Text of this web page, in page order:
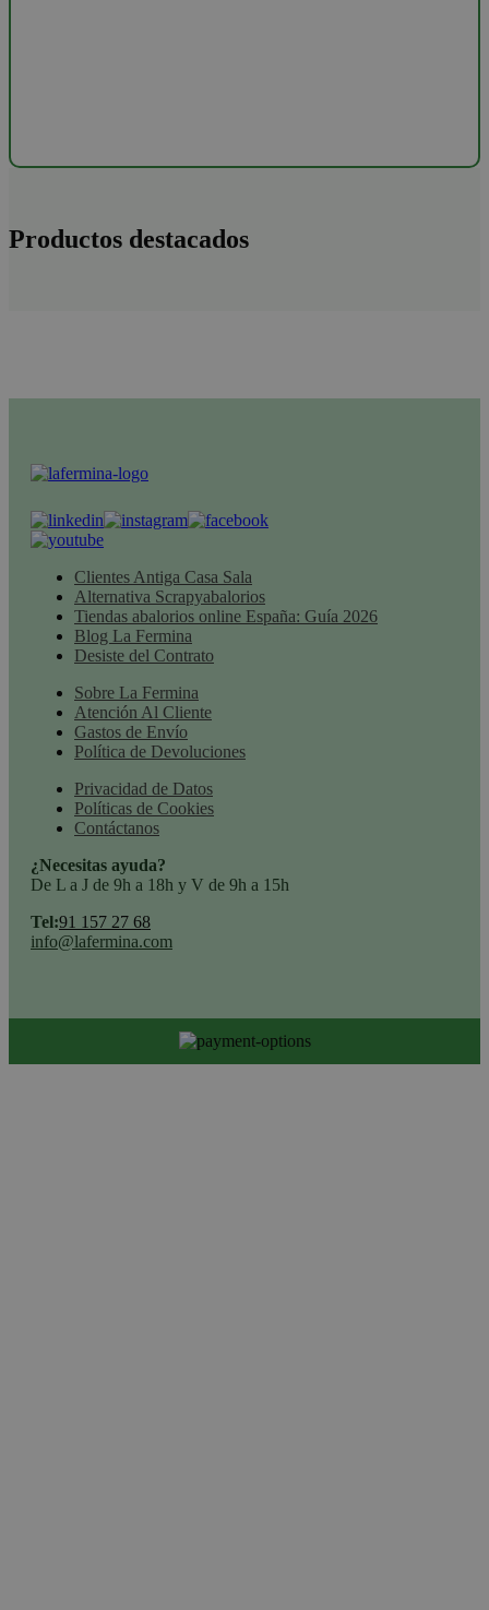
Productos destacados
Clientes Antiga Casa Sala
Alternativa Scrapyabalorios
Tiendas abalorios online España: Guía 2026
Blog La Fermina
Desiste del Contrato
Sobre La Fermina
Atención Al Cliente
Gastos de Envío
Política de Devoluciones
Privacidad de Datos
Políticas de Cookies
Contáctanos
¿Necesitas ayuda?
De L a J de 9h a 18h y V de 9h a 15h
Tel:91 157 27 68
info@lafermina.com